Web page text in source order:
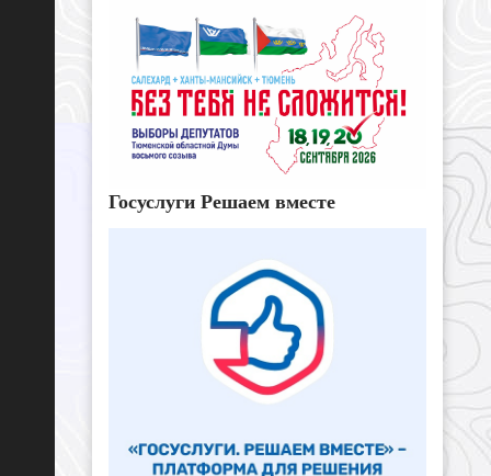
Госуслуги Решаем вместе